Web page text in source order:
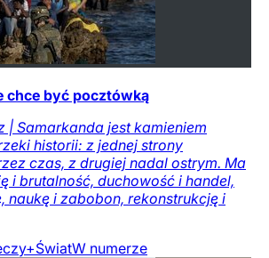
chce być pocztówką
| Samarkanda jest kamieniem
historii: z jednej strony
czas, z drugiej nadal ostrym. Ma
i brutalność, duchowość i handel,
naukę i zabobon, rekonstrukcję i
ŚwiatW numerze